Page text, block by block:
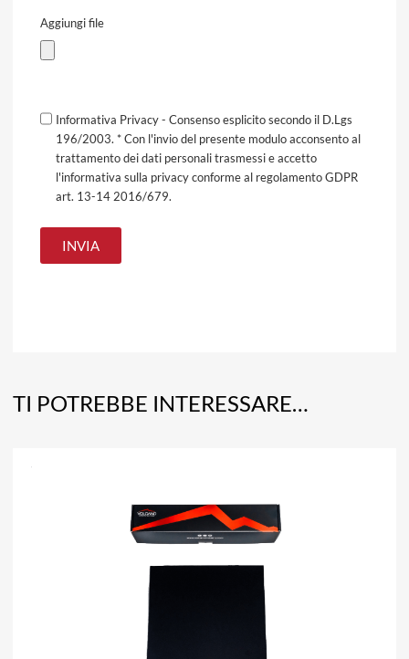
Aggiungi file
Informativa Privacy - Consenso esplicito secondo il D.Lgs
196/2003. * Con l'invio del presente modulo acconsento al
trattamento dei dati personali trasmessi e accetto
l'informativa sulla privacy conforme al regolamento GDPR
art. 13-14 2016/679.
TI POTREBBE INTERESSARE…